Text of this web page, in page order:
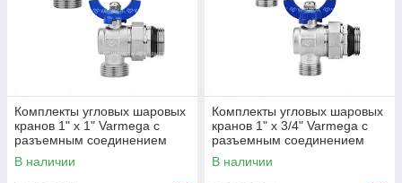
Комплекты угловых шаровых
кранов 1" х 1" Varmega с
разъемным соединением
для коллекторных групп
В наличии
Комплекты угловых шаровых
кранов 1" х 3/4" Varmega с
разъемным соединением
для коллекторных групп
В наличии